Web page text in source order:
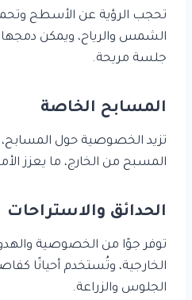
تحجب الرؤية عن الأسطح
الشمس والرياح، ويمكن
جلسة مريحة.
المسابح الخاصة
تزيد الخصوصية حول المسابح،
المسبح من الخارج، ما يعزز
الحدائق والاستراحات
توفر جوًا من الخصوصية
الخارجية، وتُستخدم أحيانًا
الجلوس والزراعة.